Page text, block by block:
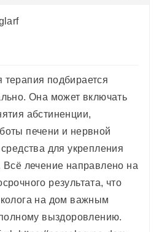
терапия подбирается
Она может включать
абстиненции,
печени и нервной
для укрепления
Всё лечение направлено на
результата, что
на дом важным
выздоровлению.